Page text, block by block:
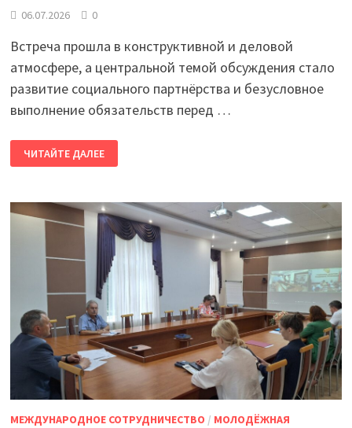
06.07.2026 0
Встреча прошла в конструктивной и деловой
атмосфере, а центральной темой обсуждения стало
развитие социального партнёрства и безусловное
выполнение обязательств перед …
СТАРОЙ
РУССЕ
ЗАСЕДАНИЕ
ОБЛАСТНОЙ
ТРЁХСТОРОННЕЙ
ЧИТАЙТЕ ДАЛЕЕ
МЕЖДУНАРОДНОЕ СОТРУДНИЧЕСТВО / МОЛОДЁЖНАЯ